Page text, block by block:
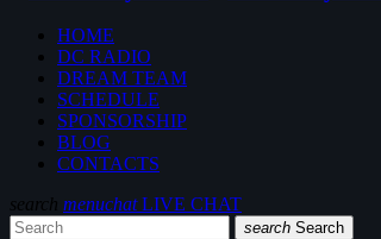
HOME
DC RADIO
DREAM TEAM
SCHEDULE
SPONSORSHIP
BLOG
CONTACTS
search menuchatLIVE CHAT
search Search